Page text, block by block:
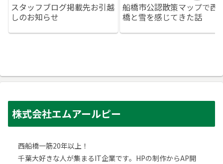
スタッフブログ掲載先お引越
しのお知らせ
船橋市公認散策マップで西
橋と雪を感じてきた話
株式会社エムアールピー
西船橋一筋20年以上！
千葉大好きな人が集まるIT企業です。HPの制作からAP開